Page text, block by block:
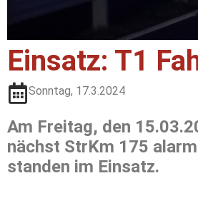
Einsatz: T1
Sonntag, 17.3.2024
Am Freitag, den
nächst StrKm 175
standen im Einsatz.